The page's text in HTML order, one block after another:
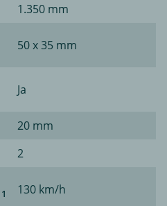
1.350 mm
50 x 35 mm
Ja
20 mm
2
1 130 km/h